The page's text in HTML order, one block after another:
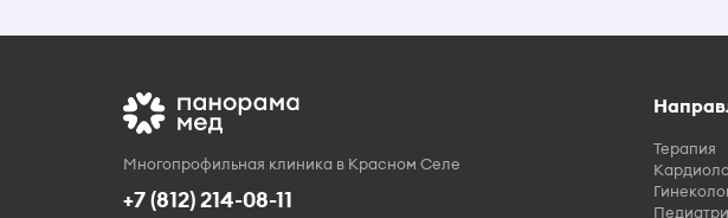
Многопрофильная клиника в Красном Селе
+7 (812) 214-08-11
Терапия